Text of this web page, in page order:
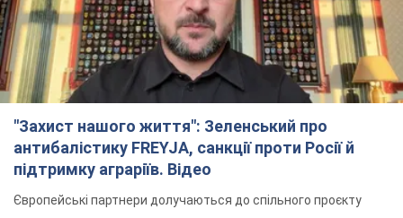
"Захист нашого життя": Зеленський про
антибалістику FREYJA, санкції проти Росії й
підтримку аграріїв. Відео
Європейські партнери долучаються до спільного проєкту